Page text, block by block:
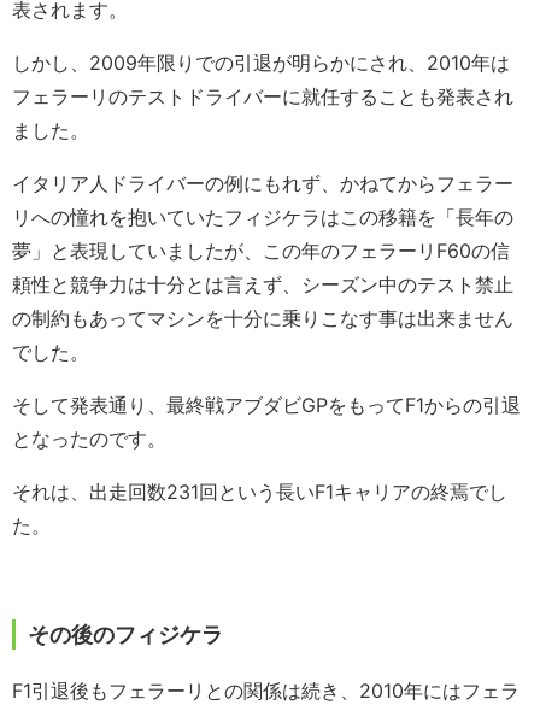
表されます。
しかし、2009年限りでの引退が明らかにされ、2010年は
フェラーリのテストドライバーに就任することも発表され
ました。
イタリア人ドライバーの例にもれず、かねてからフェラー
リへの憧れを抱いていたフィジケラはこの移籍を「長年の
夢」と表現していましたが、この年のフェラーリF60の信
頼性と競争力は十分とは言えず、シーズン中のテスト禁止
の制約もあってマシンを十分に乗りこなす事は出来ません
でした。
そして発表通り、最終戦アブダビGPをもってF1からの引退
となったのです。
それは、出走回数231回という長いF1キャリアの終焉でし
た。
その後のフィジケラ
F1引退後もフェラーリとの関係は続き、2010年にはフェラ